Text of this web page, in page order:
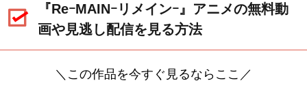
『ReｰMAINｰリメインｰ』アニメの無料動
画や見逃し配信を見る方法
＼この作品を今すぐ見るならここ／